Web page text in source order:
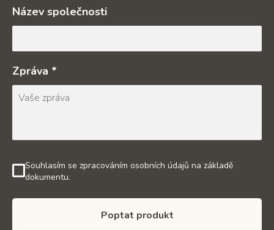
Název společnosti
Zpráva *
Souhlasím se zpracováním osobních údajů na základě
dokumentu.
Poptat produkt